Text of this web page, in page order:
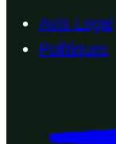
Avís Legal
Polítiques